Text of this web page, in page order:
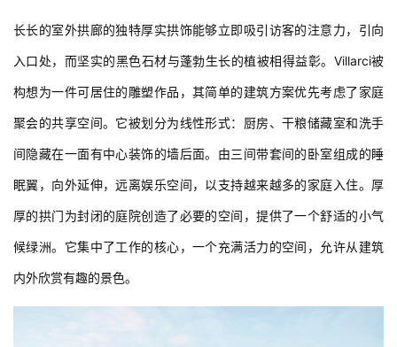
长长的室外拱廊的独特厚实拱饰能够立即吸引访客的注意力，引向
入口处，而坚实的黑色石材与蓬勃生长的植被相得益彰。Villarci被
构想为一件可居住的雕塑作品，其简单的建筑方案优先考虑了家庭
聚会的共享空间。它被划分为线性形式：厨房、干粮储藏室和洗手
间隐藏在一面有中心装饰的墙后面。由三间带套间的卧室组成的睡
眠翼，向外延伸，远离娱乐空间，以支持越来越多的家庭入住。厚
厚的拱门为封闭的庭院创造了必要的空间，提供了一个舒适的小气
候绿洲。它集中了工作的核心，一个充满活力的空间，允许从建筑
内外欣赏有趣的景色。